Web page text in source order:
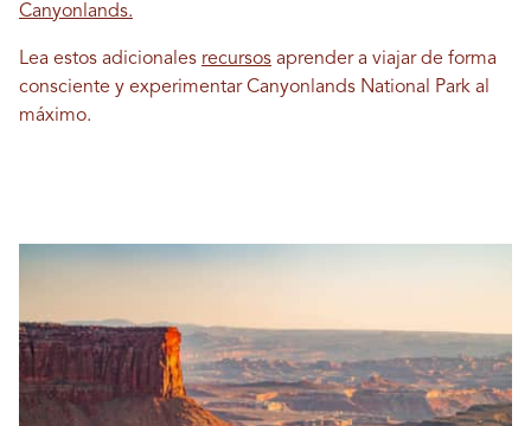
Canyonlands.
Lea estos adicionales recursos aprender a viajar de forma
consciente y experimentar Canyonlands National Park al
máximo.